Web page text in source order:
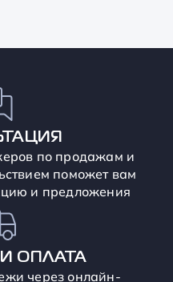
по продажам и
поможет вам
и предложения
ОПЛАТА
через онлайн-